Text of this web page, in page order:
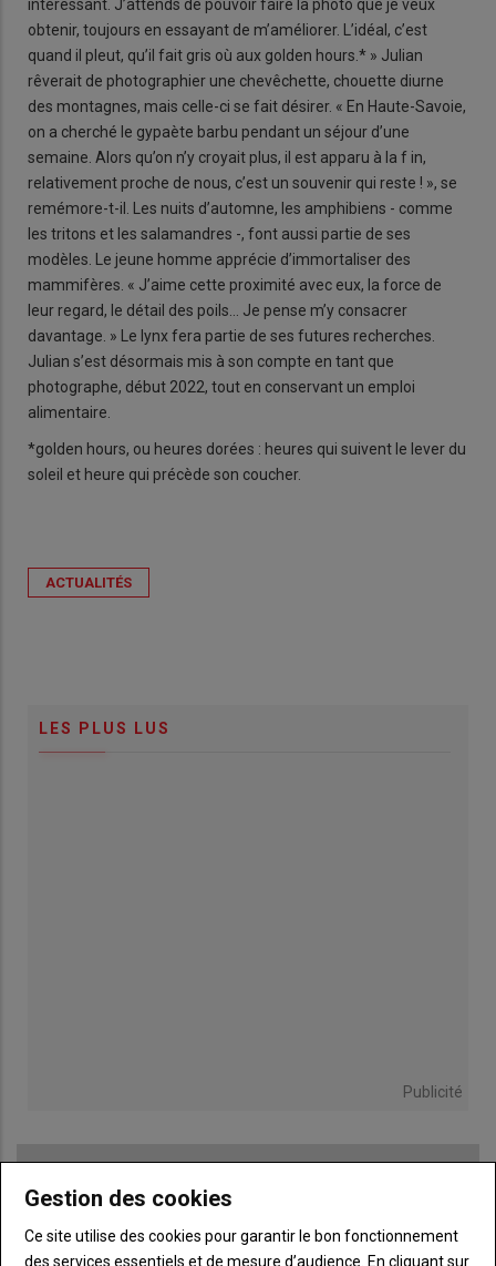
intéressant. J’attends de pouvoir faire la photo que je veux
obtenir, toujours en essayant de m’améliorer. L’idéal, c’est
quand il pleut, qu’il fait gris où aux golden hours.* » Julian
rêverait de photographier une chevêchette, chouette diurne
des montagnes, mais celle-ci se fait désirer. « En Haute-Savoie,
on a cherché le gypaète barbu pendant un séjour d’une
semaine. Alors qu’on n’y croyait plus, il est apparu à la f in,
relativement proche de nous, c’est un souvenir qui reste ! », se
remémore-t-il. Les nuits d’automne, les amphibiens - comme
les tritons et les salamandres -, font aussi partie de ses
modèles. Le jeune homme apprécie d’immortaliser des
mammifères. « J’aime cette proximité avec eux, la force de
leur regard, le détail des poils… Je pense m’y consacrer
davantage. » Le lynx fera partie de ses futures recherches.
Julian s’est désormais mis à son compte en tant que
photographe, début 2022, tout en conservant un emploi
alimentaire.
*golden hours, ou heures dorées : heures qui suivent le lever du
soleil et heure qui précède son coucher.
ACTUALITÉS
LES PLUS LUS
Publicité
TITRE JE M'ABONNE
Body A partir de 93€
Gestion des cookies
Ce site utilise des cookies pour garantir le bon fonctionnement
des services essentiels et de mesure d’audience. En cliquant sur